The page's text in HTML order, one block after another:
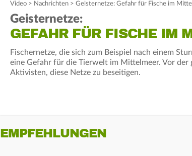
Video > Nachrichten > Geisternetze: Gefahr für Fische im
Geisternetze:
GEFAHR FÜR FISCHE IM
Fischernetze, die sich zum Beispiel nach einem
eine Gefahr für die Tierwelt im Mittelmeer. Vor der
Aktivisten, diese Netze zu beseitigen.
EMPFEHLUNGEN